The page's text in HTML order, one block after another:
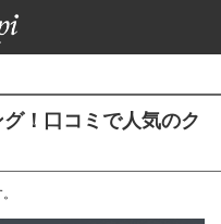
！口コミで人気のク